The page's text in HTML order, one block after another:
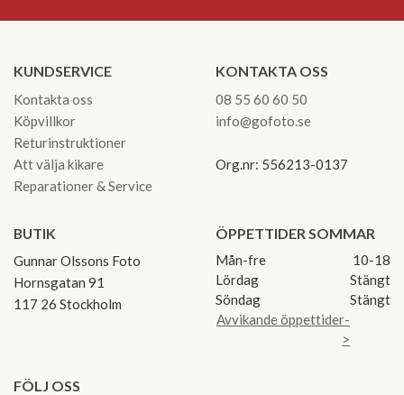
KUNDSERVICE
Kontakta oss
Köpvillkor
Returinstruktioner
Att välja kikare
Reparationer & Service
KONTAKTA OSS
08 55 60 60 50
info@gofoto.se
Org.nr: 556213-0137
BUTIK
Gunnar Olssons Foto
Hornsgatan 91
117 26 Stockholm
ÖPPETTIDER SOMMAR
Mån-fre
10-18
Lördag
Stängt
Söndag
Stängt
Avvikande öppettider-
>
FÖLJ OSS